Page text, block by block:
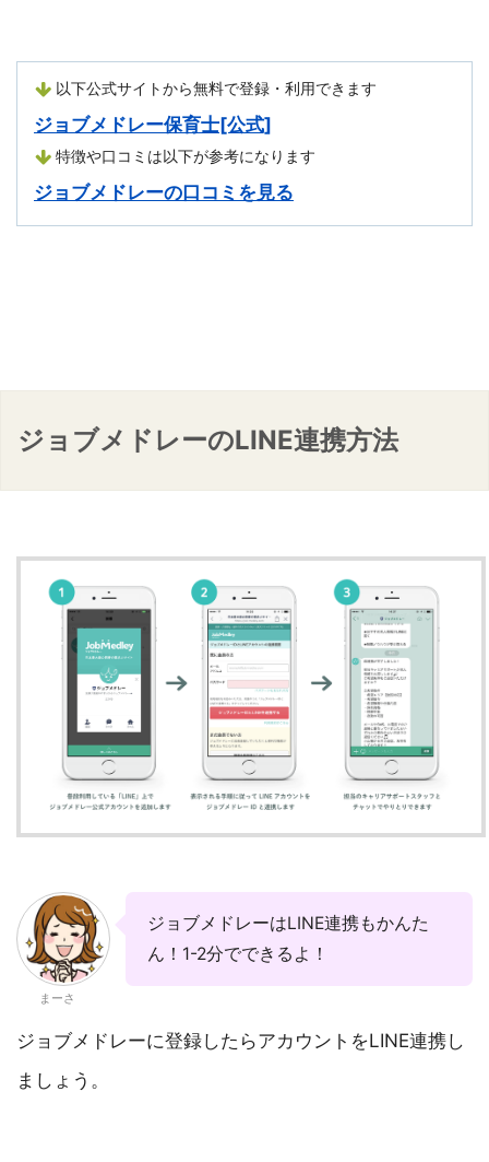
以下公式サイトから無料で登録・利用できます
ジョブメドレー保育士[公式]
特徴や口コミは以下が参考になります
ジョブメドレーの口コミを見る
ジョブメドレーのLINE連携方法
まーさ
ジョブメドレーはLINE連携もかんた
ん！1-2分でできるよ！
ジョブメドレーに登録したらアカウントをLINE連携し
ましょう。